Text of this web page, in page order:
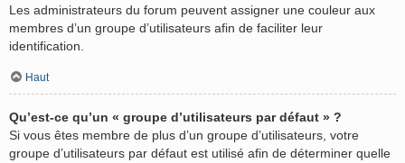
Les administrateurs du forum peuvent assigner une couleur aux
membres d’un groupe d’utilisateurs afin de faciliter leur
identification.
Haut
Qu’est-ce qu’un « groupe d’utilisateurs par défaut » ?
Si vous êtes membre de plus d’un groupe d’utilisateurs, votre
groupe d’utilisateurs par défaut est utilisé afin de déterminer quelle